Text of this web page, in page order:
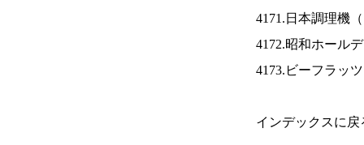
4171.日本調理機（
4172.昭和ホール
4173.ビーフラッ
インデックスに戻